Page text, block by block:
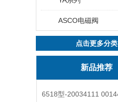
ASCO电磁阀
点击更多分类
新品推荐